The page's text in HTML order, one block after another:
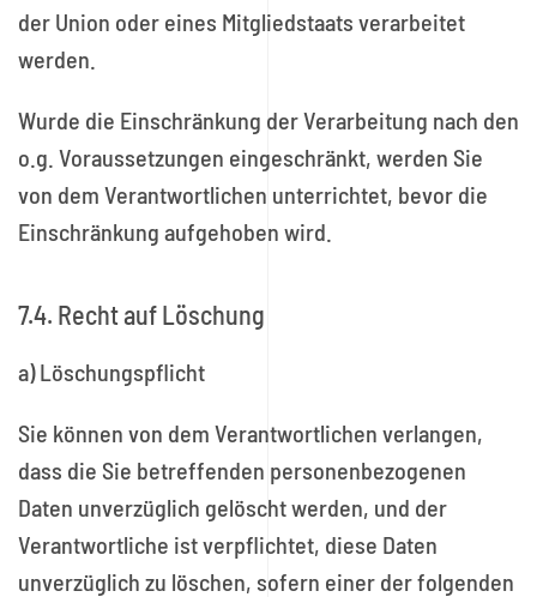
der Union oder eines Mitgliedstaats verarbeitet
werden.
Wurde die Einschränkung der Verarbeitung nach den
o.g. Voraussetzungen eingeschränkt, werden Sie
von dem Verantwortlichen unterrichtet, bevor die
Einschränkung aufgehoben wird.
7.4. Recht auf Löschung
a) Löschungspflicht
Sie können von dem Verantwortlichen verlangen,
dass die Sie betreffenden personenbezogenen
Daten unverzüglich gelöscht werden, und der
Verantwortliche ist verpflichtet, diese Daten
unverzüglich zu löschen, sofern einer der folgenden